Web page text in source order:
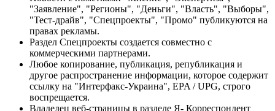
"Заявление", "Регионы", "Деньги", "Власть", "Выборы",
"Тест-драйв", "Спецпроекты", "Промо" публикуются на
правах рекламы.
Раздел Спецпроекты создается совместно с
коммерческими партнерами.
Любое копирование, публикация, републикация и
другое распространение информации, которое содержит
ссылку на "Интерфакс-Украина", EPA / UPG, строго
воспрещается.
Владелец веб-страницы в разделе Я- Корреспондент